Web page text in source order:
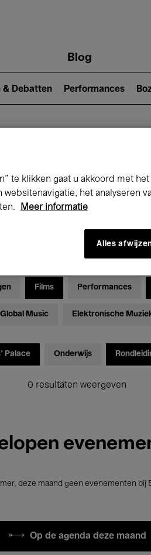
Blog
& Debatten Performances
Films Performances
Global Music Elektronische
Palace Onderwijs
0 resultaten weergeven
deze maand geen evenementen bij
Op de agenda deze maand
te klikken gaat u akkoord met
het analyseren
Meer informatie
Alles